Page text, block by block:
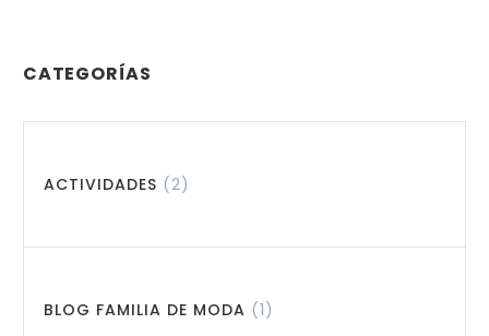
CATEGORÍAS
ACTIVIDADES (2)
BLOG FAMILIA DE MODA (1)